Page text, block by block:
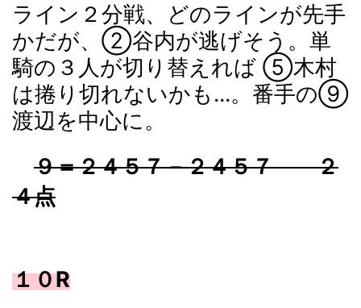
ライン２分戦、どのラインが先手
かだが、②谷内が逃げそう。単
騎の３人が切り替えれば ⑤木村
は捲り切れないかも...。番手の⑨
渡辺を中心に。
９＝２４５７－２４５７ ２
４点
１０R